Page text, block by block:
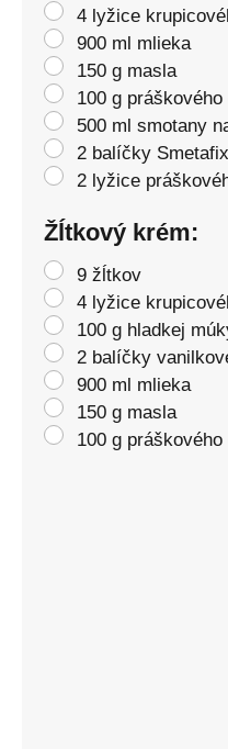
4 lyžice
900 ml mlieka
150 g masla
100 g
500 ml smotany
2 balíčky
2 lyžice
Žĺtkový krém:
9 žĺtkov
4 lyžice
100 g hladkej
2 balíčky
900 ml mlieka
150 g masla
100 g